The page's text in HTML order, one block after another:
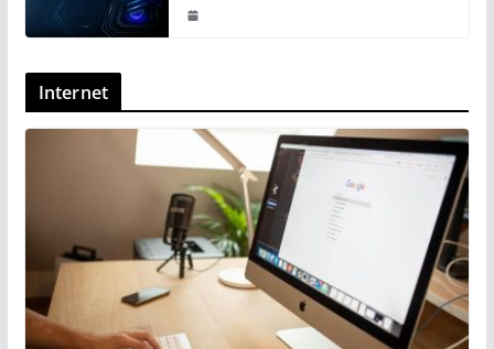
Internet